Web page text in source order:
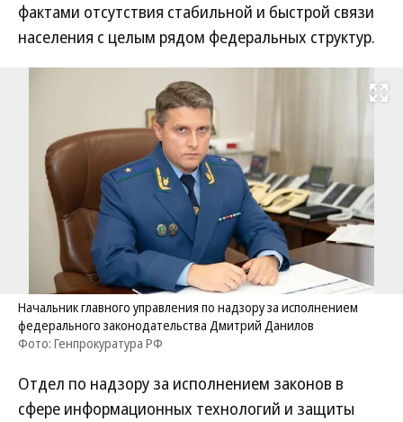
фактами отсутствия стабильной и быстрой связи
населения с целым рядом федеральных структур.
Развернуть
Начальник главного управления по надзору за исполнением
федерального законодательства Дмитрий Данилов
Фото: Генпрокуратура РФ
Отдел по надзору за исполнением законов в
сфере информационных технологий и защиты